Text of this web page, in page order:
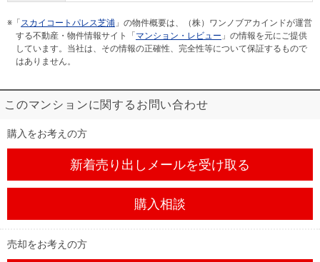
※「 スカイコートパレス芝浦 」の物件概要は、（株）ワンノブアカインドが運営
する不動産・物件情報サイト「 マンション・レビュー 」の情報を元にご提供
しています。当社は、その情報の正確性、完全性等について保証するもので
はありません。
このマンションに関するお問い合わせ
購入をお考えの方
新着売り出しメールを受け取る
購入相談
売却をお考えの方